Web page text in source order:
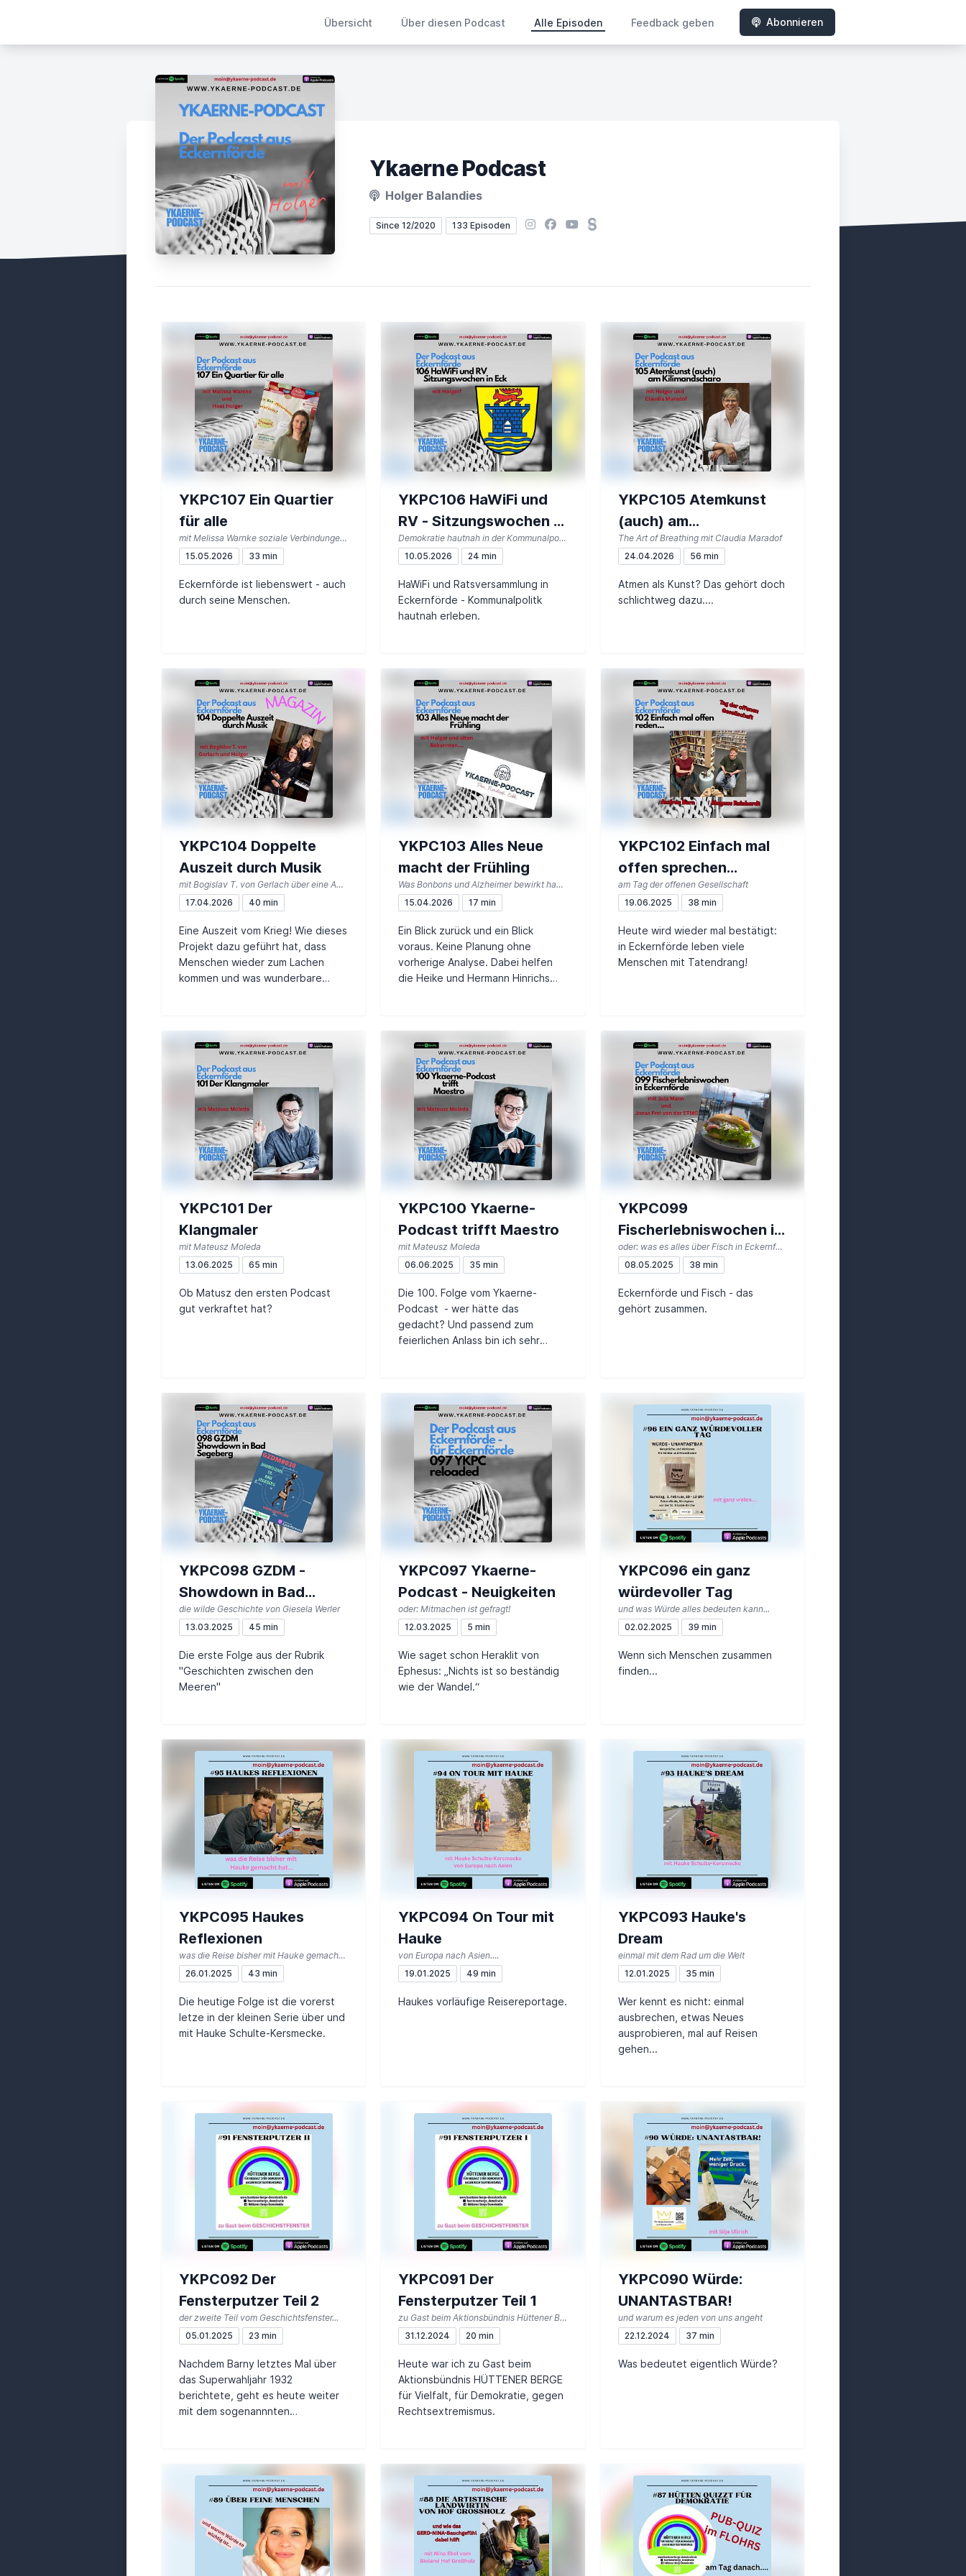
Übersicht Über diesen Podcast Alle Episoden Feedback geben Abonnieren
Ykaerne Podcast
Holger Balandies
Since 12/2020 133 Episoden Instagram
Facebook
YouTubeSteady
YKPC107 Ein Quartier
für alle
mit Melissa Warnke soziale Verbindungen stärken
15.05.2026
33 min
Eckernförde ist liebenswert - auch
durch seine Menschen.
YKPC106 HaWiFi und
RV - Sitzungswochen in
Eckernförde
Demokratie hautnah in der Kommunalpolitk
10.05.2026
24 min
HaWiFi und Ratsversammlung in
Eckernförde - Kommunalpolitk
hautnah erleben.
YKPC105 Atemkunst
(auch) am
Kilimandscharo
The Art of Breathing mit Claudia Maradof
24.04.2026
56 min
Atmen als Kunst? Das gehört doch
schlichtweg dazu....
YKPC104 Doppelte
Auszeit durch Musik
mit Bogislav T. von Gerlach über eine Auszeit vom Krieg
17.04.2026
40 min
Eine Auszeit vom Krieg! Wie dieses
Projekt dazu geführt hat, dass
Menschen wieder zum Lachen
kommen und was wunderbare
YKPC103 Alles Neue
macht der Frühling
Was Bonbons und Alzheimer bewirkt haben....
15.04.2026
17 min
Ein Blick zurück und ein Blick
voraus. Keine Planung ohne
vorherige Analyse. Dabei helfen
die Heike und Hermann Hinrichs
YKPC102 Einfach mal
offen sprechen...
am Tag der offenen Gesellschaft
19.06.2025
38 min
Heute wird wieder mal bestätigt:
in Eckernförde leben viele
Menschen mit Tatendrang!
YKPC101 Der
Klangmaler
mit Mateusz Moleda
13.06.2025
65 min
Ob Matusz den ersten Podcast
gut verkraftet hat?
YKPC100 Ykaerne-
Podcast trifft Maestro
mit Mateusz Moleda
06.06.2025
35 min
Die 100. Folge vom Ykaerne-
Podcast - wer hätte das
gedacht? Und passend zum
feierlichen Anlass bin ich sehr
YKPC099
Fischerlebniswochen in
Eckernförde
oder: was es alles über Fisch in Eckernförde zu erkunden gibt
08.05.2025
38 min
Eckernförde und Fisch - das
gehört zusammen.
YKPC098 GZDM -
Showdown in Bad
Segeberg
die wilde Geschichte von Giesela Werler
13.03.2025
45 min
Die erste Folge aus der Rubrik
"Geschichten zwischen den
Meeren"
YKPC097 Ykaerne-
Podcast - Neuigkeiten
oder: Mitmachen ist gefragt!
12.03.2025
5 min
Wie saget schon Heraklit von
Ephesus: „Nichts ist so beständig
wie der Wandel.“
YKPC096 ein ganz
würdevoller Tag
und was Würde alles bedeuten kann...
02.02.2025
39 min
Wenn sich Menschen zusammen
finden...
YKPC095 Haukes
Reflexionen
was die Reise bisher mit Hauke gemacht hat
26.01.2025
43 min
Die heutige Folge ist die vorerst
letze in der kleinen Serie über und
mit Hauke Schulte-Kersmecke.
YKPC094 On Tour mit
Hauke
von Europa nach Asien....
19.01.2025
49 min
Haukes vorläufige Reisereportage.
YKPC093 Hauke's
Dream
einmal mit dem Rad um die Welt
12.01.2025
35 min
Wer kennt es nicht: einmal
ausbrechen, etwas Neues
ausprobieren, mal auf Reisen
gehen...
YKPC092 Der
Fensterputzer Teil 2
der zweite Teil vom Geschichtsfenster...
05.01.2025
23 min
Nachdem Barny letztes Mal über
das Superwahljahr 1932
berichtete, geht es heute weiter
mit dem sogenannnten
YKPC091 Der
Fensterputzer Teil 1
zu Gast beim Aktionsbündnis Hüttener Berge...
31.12.2024
20 min
Heute war ich zu Gast beim
Aktionsbündnis HÜTTENER BERGE
für Vielfalt, für Demokratie, gegen
Rechtsextremismus.
YKPC090 Würde:
UNANTASTBAR!
und warum es jeden von uns angeht
22.12.2024
37 min
Was bedeutet eigentlich Würde?